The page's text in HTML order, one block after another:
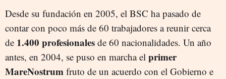
Desde su fundación en 2005, el BSC ha pasado de
contar con poco más de 60 trabajadores a reunir cerca
de 1.400 profesionales de 60 nacionalidades. Un año
antes, en 2004, se puso en marcha el primer
MareNostrum fruto de un acuerdo con el Gobierno e